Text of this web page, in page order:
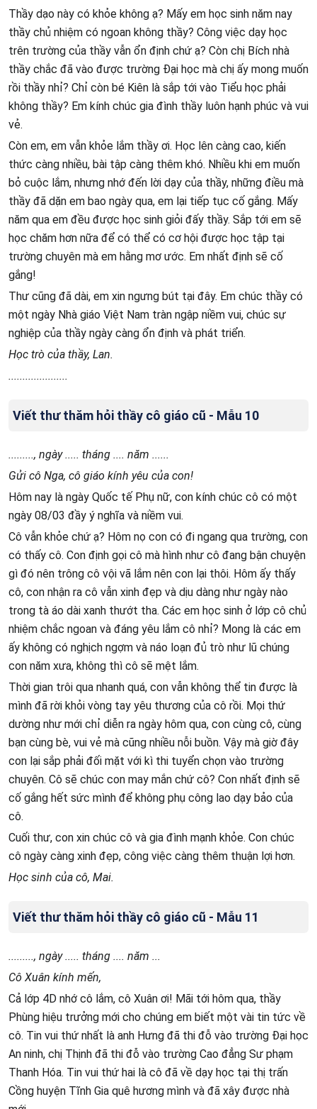
Thầy dạo này có khỏe không ạ? Mấy em học sinh năm nay
thầy chủ nhiệm có ngoan không thầy? Công việc dạy học
trên trường của thầy vẫn ổn định chứ ạ? Còn chị Bích nhà
thầy chắc đã vào được trường Đại học mà chị ấy mong muốn
rồi thầy nhỉ? Chỉ còn bé Kiên là sắp tới vào Tiểu học phải
không thầy? Em kính chúc gia đình thầy luôn hạnh phúc và vui
vẻ.
Còn em, em vẫn khỏe lắm thầy ơi. Học lên càng cao, kiến
thức càng nhiều, bài tập càng thêm khó. Nhiều khi em muốn
bỏ cuộc lắm, nhưng nhớ đến lời dạy của thầy, những điều mà
thầy đã dặn em bao ngày qua, em lại tiếp tục cố gắng. Mấy
năm qua em đều được học sinh giỏi đấy thầy. Sắp tới em sẽ
học chăm hơn nữa để có thể có cơ hội được học tập tại
trường chuyên mà em hằng mơ ước. Em nhất định sẽ cố
gắng!
Thư cũng đã dài, em xin ngưng bút tại đây. Em chúc thầy có
một ngày Nhà giáo Việt Nam tràn ngập niềm vui, chúc sự
nghiệp của thầy ngày càng ổn định và phát triển.
Học trò của thầy, Lan.
.....................
Viết thư thăm hỏi thầy cô giáo cũ - Mẫu 10
........., ngày ..... tháng .... năm ......
Gửi cô Nga, cô giáo kính yêu của con!
Hôm nay là ngày Quốc tế Phụ nữ, con kính chúc cô có một
ngày 08/03 đầy ý nghĩa và niềm vui.
Cô vẫn khỏe chứ ạ? Hôm nọ con có đi ngang qua trường, con
có thấy cô. Con định gọi cô mà hình như cô đang bận chuyện
gì đó nên trông cô vội vã lắm nên con lại thôi. Hôm ấy thấy
cô, con nhận ra cô vẫn xinh đẹp và dịu dàng như ngày nào
trong tà áo dài xanh thướt tha. Các em học sinh ở lớp cô chủ
nhiệm chắc ngoan và đáng yêu lắm cô nhỉ? Mong là các em
ấy không có nghịch ngợm và náo loạn đủ trò như lũ chúng
con năm xưa, không thì cô sẽ mệt lắm.
Thời gian trôi qua nhanh quá, con vẫn không thể tin được là
mình đã rời khỏi vòng tay yêu thương của cô rồi. Mọi thứ
dường như mới chỉ diễn ra ngày hôm qua, con cùng cô, cùng
bạn cùng bè, vui vẻ mà cũng nhiều nỗi buồn. Vậy mà giờ đây
con lại sắp phải đối mặt với kì thi tuyển chọn vào trường
chuyên. Cô sẽ chúc con may mắn chứ cô? Con nhất định sẽ
cố gắng hết sức mình để không phụ công lao dạy bảo của
cô.
Cuối thư, con xin chúc cô và gia đình mạnh khỏe. Con chúc
cô ngày càng xinh đẹp, công việc càng thêm thuận lợi hơn.
Học sinh của cô, Mai.
Viết thư thăm hỏi thầy cô giáo cũ - Mẫu 11
........., ngày ..... tháng .... năm ...
Cô Xuân kính mến,
Cả lớp 4D nhớ cô lắm, cô Xuân ơi! Mãi tới hôm qua, thầy
Phùng hiệu trưởng mới cho chúng em biết một vài tin tức về
cô. Tin vui thứ nhất là anh Hưng đã thi đỗ vào trường Đại học
An ninh, chị Thịnh đã thi đỗ vào trường Cao đẳng Sư phạm
Thanh Hóa. Tin vui thứ hai là cô đã về dạy học tại thị trấn
Cồng huyện Tĩnh Gia quê hương mình và đã xây được nhà